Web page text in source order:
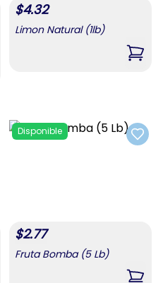
(viandas Peladas)
$4.32
Limon Natural (1lb)
,
to favorites Add
Disponible
$2.77
Fruta Bomba (5 Lb)